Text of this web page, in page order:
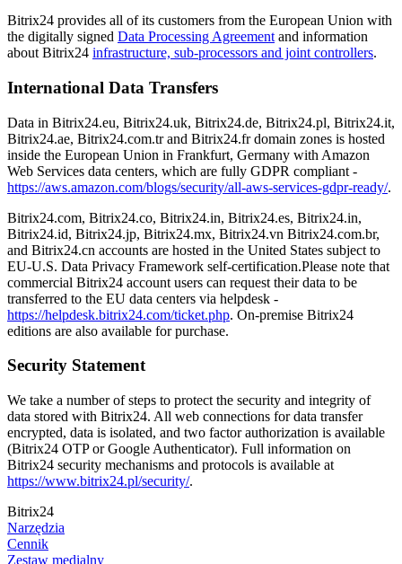
Bitrix24 provides all of its customers from the European Union with
the digitally signed Data Processing Agreement and information
about Bitrix24 infrastructure, sub-processors and joint controllers.
International Data Transfers
Data in Bitrix24.eu, Bitrix24.uk, Bitrix24.de, Bitrix24.pl, Bitrix24.it,
Bitrix24.ae, Bitrix24.com.tr and Bitrix24.fr domain zones is hosted
inside the European Union in Frankfurt, Germany with Amazon
Web Services data centers, which are fully GDPR compliant -
https://aws.amazon.com/blogs/security/all-aws-services-gdpr-ready/.
Bitrix24.com, Bitrix24.co, Bitrix24.in, Bitrix24.es, Bitrix24.in,
Bitrix24.id, Bitrix24.jp, Bitrix24.mx, Bitrix24.vn Bitrix24.com.br,
and Bitrix24.cn accounts are hosted in the United States subject to
EU-U.S. Data Privacy Framework self-certification.Please note that
commercial Bitrix24 account users can request their data to be
transferred to the EU data centers via helpdesk -
https://helpdesk.bitrix24.com/ticket.php. On-premise Bitrix24
editions are also available for purchase.
Security Statement
We take a number of steps to protect the security and integrity of
data stored with Bitrix24. All web connections for data transfer
encrypted, data is isolated, and two factor authorization is available
(Bitrix24 OTP or Google Authenticator). Full information on
Bitrix24 security mechanisms and protocols is available at
https://www.bitrix24.pl/security/.
Bitrix24
Narzędzia
Cennik
Zestaw medialny